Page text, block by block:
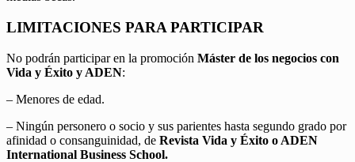
LIMITACIONES PARA PARTICIPAR
No podrán participar en la promoción Máster de los negocios con
Vida y Éxito y ADEN:
– Menores de edad.
– Ningún personero o socio y sus parientes hasta segundo grado por
afinidad o consanguinidad, de Revista Vida y Éxito o ADEN
International Business School.